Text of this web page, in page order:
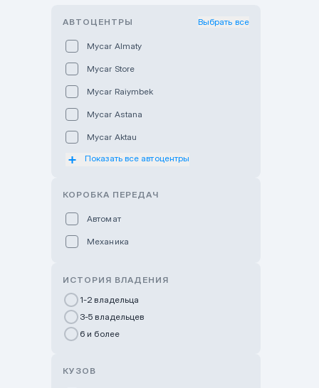
АВТОЦЕНТРЫ Выбрать все
Mycar Almaty
Mycar Store
Mycar Raiymbek
Mycar Astana
Mycar Aktau
Mycar Uralsk
GWM Nurly Zhol
Chery Astana
Показать все автоцентры
КОРОБКА ПЕРЕДАЧ
Автомат
Механика
ИСТОРИЯ ВЛАДЕНИЯ
1-2 владельца
3-5 владельцев
6 и более
КУЗОВ